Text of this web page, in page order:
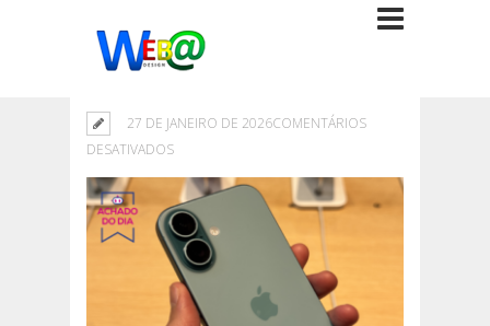
27 DE JANEIRO DE 2026COMENTÁRIOS
DESATIVADOSEM